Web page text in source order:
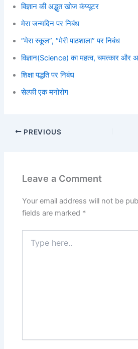
विज्ञान की अद्भुत खोज कंप्यूटर
मेरा जन्मदिन पर निबंध
“मेरा स्कूल”, “मेरी पाठशाला” पर निबंध
विज्ञान(Science) का महत्व, चमत्कार और
शिक्षा पद्धति पर निबंध
सेल्फी एक मनोरोग
PREVIOUS
Leave a Comment
Your email address will not be
fields are marked *
here..